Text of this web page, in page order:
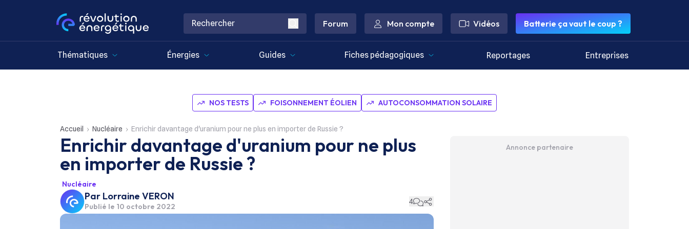
Forum Mon compte Vidéos Batterie ça vaut le coup ?
Thématiques Énergies Guides Fiches pédagogiques Reportages Entreprises
NOS TESTS FOISONNEMENT ÉOLIEN AUTOCONSOMMATION SOLAIRE
Accueil Nucléaire Enrichir davantage d'uranium pour ne plus en importer de Russie ?
Enrichir davantage d'uranium pour ne plus
en importer de Russie ?
Nucléaire
Par Lorraine VERON
Publié le 10 octobre 2022
4
Annonce partenaire